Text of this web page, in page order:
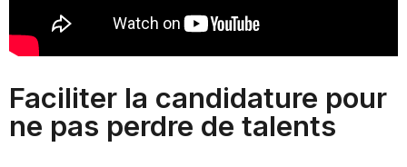
Faciliter la candidature pour
ne pas perdre de talents